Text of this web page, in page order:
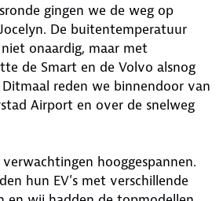
gingen we de weg op
De buitentemperatuur
onaardig, maar met
de Smart en de Volvo alsnog
reden we binnendoor van
Airport en over de snelweg
hooggespannen.
hun EV’s met verschillende